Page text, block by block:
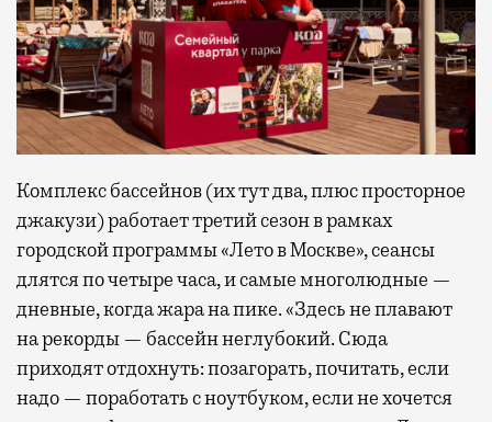
Комплекс бассейнов (их тут два, плюс просторное
джакузи) работает третий сезон в рамках
городской программы «Лето в Москве», сеансы
длятся по четыре часа, и самые многолюдные —
дневные, когда жара на пике. «Здесь не плавают
на рекорды — бассейн неглубокий. Сюда
приходят отдохнуть: позагорать, почитать, если
надо — поработать с ноутбуком, если не хочется